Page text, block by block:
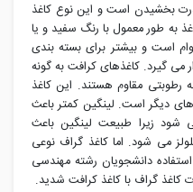
بخشیدن است و این نوع کاغذ
به طور معمول با رنگ سفید و یا
است و بیشتر برای بسته بندی
می گیرد. کاغذهای کرافت به گونه
رطوبتی مقاوم هستند. این کاغذ
دیگر است. لینگین کمتر باعث
‌شود زیرا طبیعت لینگین باعث
می‌ شود. اما کاغذ گراف نوعی
دانشجویان رشته مهندسی
کاغذ گراف با کاغذ کرافت شدید.